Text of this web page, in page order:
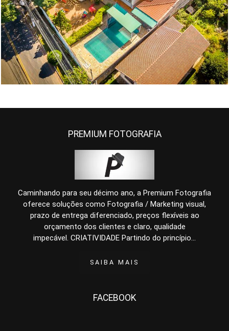
1103 0
PREMIUM FOTOGRAFIA
Caminhando para seu décimo ano, a Premium Fotografia
oferece soluções como Fotografia / Marketing visual,
prazo de entrega diferenciado, preços flexíveis ao
orçamento dos clientes e claro, qualidade
impecável. CRIATIVIDADE Partindo do princípio...
SAIBA MAIS
FACEBOOK